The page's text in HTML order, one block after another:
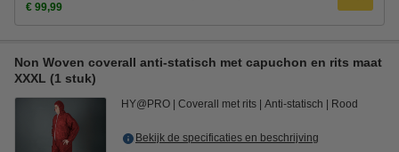
€ 99,99
Non Woven coverall anti-statisch met capuchon en rits maat
XXXL (1 stuk)
HY@PRO Coverall met rits Anti-statisch Rood
Bekijk de specificaties en beschrijving